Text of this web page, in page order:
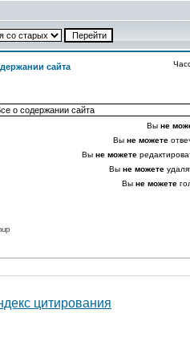
сайта
Вы не
Вы не можете
Вы не можете
Вы не можете
Вы не можете